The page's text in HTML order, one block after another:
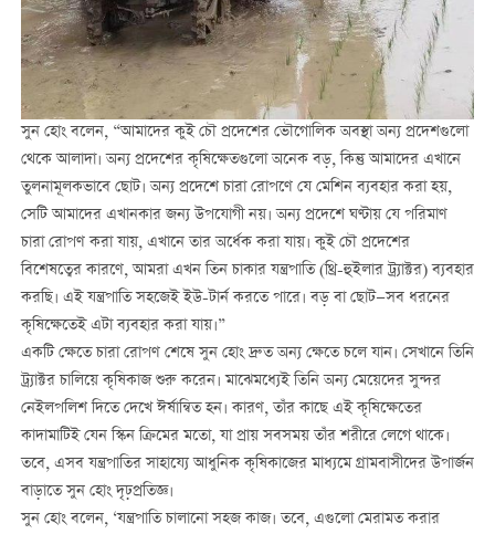
সুন হোং বলেন, “আমাদের কুই চৌ প্রদেশের ভৌগোলিক অবস্থা অন্য প্রদেশগুলো
থেকে আলাদা। অন্য প্রদেশের কৃষিক্ষেতগুলো অনেক বড়, কিন্তু আমাদের এখানে
তুলনামূলকভাবে ছোট। অন্য প্রদেশে চারা রোপণে যে মেশিন ব্যবহার করা হয়,
সেটি আমাদের এখানকার জন্য উপযোগী নয়। অন্য প্রদেশে ঘণ্টায় যে পরিমাণ
চারা রোপণ করা যায়, এখানে তার অর্ধেক করা যায়। কুই চৌ প্রদেশের
বিশেষত্বের কারণে, আমরা এখন তিন চাকার যন্ত্রপাতি (থ্রি-হুইলার ট্র্যাক্টর) ব্যবহার
করছি। এই যন্ত্রপাতি সহজেই ইউ-টার্ন করতে পারে। বড় বা ছোট—সব ধরনের
কৃষিক্ষেতেই এটা ব্যবহার করা যায়।”
একটি ক্ষেতে চারা রোপণ শেষে সুন হোং দ্রুত অন্য ক্ষেতে চলে যান। সেখানে তিনি
ট্র্যাক্টর চালিয়ে কৃষিকাজ শুরু করেন। মাঝেমধ্যেই তিনি অন্য মেয়েদের সুন্দর
নেইলপলিশ দিতে দেখে ঈর্ষান্বিত হন। কারণ, তাঁর কাছে এই কৃষিক্ষেতের
কাদামাটিই যেন স্কিন ক্রিমের মতো, যা প্রায় সবসময় তাঁর শরীরে লেগে থাকে।
তবে, এসব যন্ত্রপাতির সাহায্যে আধুনিক কৃষিকাজের মাধ্যমে গ্রামবাসীদের উপার্জন
বাড়াতে সুন হোং দৃঢ়প্রতিজ্ঞ।
সুন হোং বলেন, ‘যন্ত্রপাতি চালানো সহজ কাজ। তবে, এগুলো মেরামত করার